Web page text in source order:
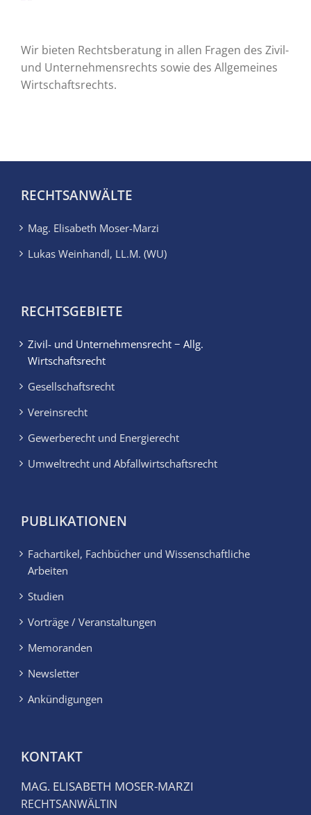
Wir bieten Rechtsberatung in allen Fragen des Zivil-
und Unternehmensrechts sowie des Allgemeines
Wirtschaftsrechts.
RECHTSANWÄLTE
Mag. Elisabeth Moser-Marzi
Lukas Weinhandl, LL.M. (WU)
RECHTSGEBIETE
Zivil- und Unternehmensrecht − Allg.
Wirtschaftsrecht
Gesellschaftsrecht
Vereinsrecht
Gewerberecht und Energierecht
Umweltrecht und Abfallwirtschaftsrecht
PUBLIKATIONEN
Fachartikel, Fachbücher und Wissenschaftliche
Arbeiten
Studien
Vorträge / Veranstaltungen
Memoranden
Newsletter
Ankündigungen
KONTAKT
MAG. ELISABETH MOSER-MARZI
RECHTSANWÄLTIN